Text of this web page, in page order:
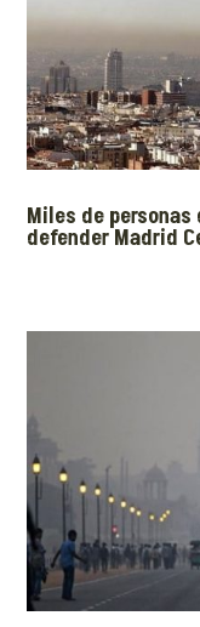
Miles de
defender Madrid